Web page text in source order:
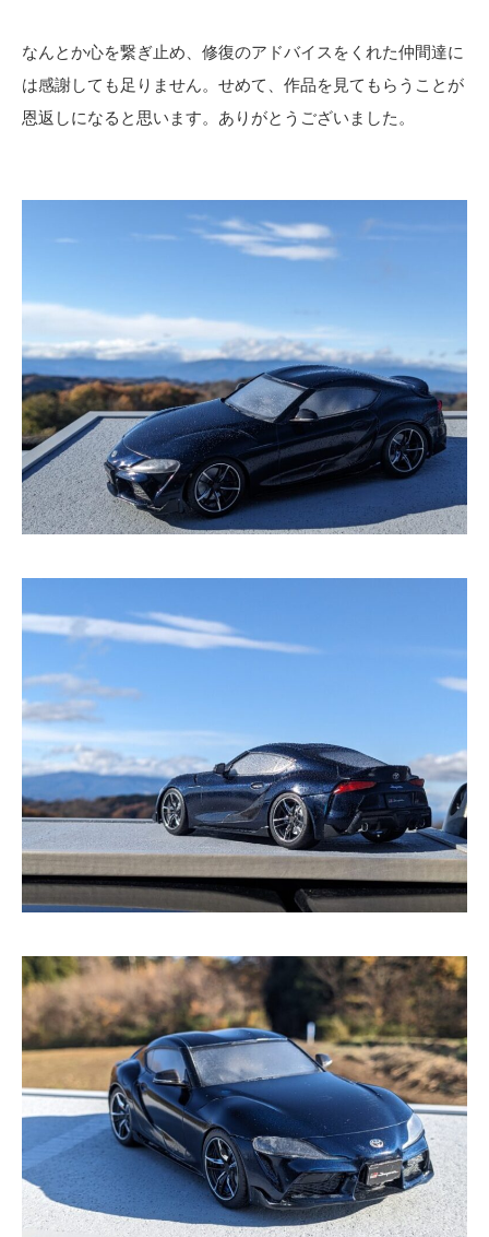
なんとか心を繋ぎ止め、修復のアドバイスをくれた仲間達に
は感謝しても足りません。せめて、作品を見てもらうことが
恩返しになると思います。ありがとうございました。